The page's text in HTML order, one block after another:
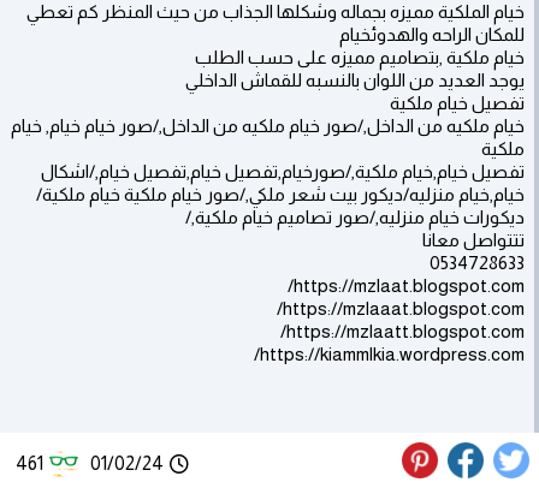
خيام الملكية مميزه بجماله وشكلها الجذاب من حيث المنظر كم تعطي
للمكان الراحه والهدوئخيام
خيام ملكية ,بتصاميم مميزه على حسب الطلب
يوجد العديد من اللوان بالنسبه للقماش الداخلي
تفصيل خيام ملكية
خيام ملكيه من الداخل,/صور خيام ملكيه من الداخل,/صور خيام خيام, خيام
ملكية
تفصيل خيام,خيام ملكية,/صورخيام,تفصيل خيام,تفصيل خيام,/اشكال
خيام,خيام منزليه/ديكور بيت شعر ملكي,/صور خيام ملكية خيام ملكية/
ديكورات خيام منزليه,/صور تصاميم خيام ملكية,/
تتتواصل معانا
0534728633
https://mzlaat.blogspot.com/
https://mzlaaat.blogspot.com/
https://mzlaatt.blogspot.com/
https://kiammlkia.wordpress.com/
01/02/24
461